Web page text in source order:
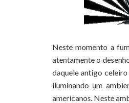
Neste momento a
atentamente o
daquele antigo
iluminando um
americanos. Neste